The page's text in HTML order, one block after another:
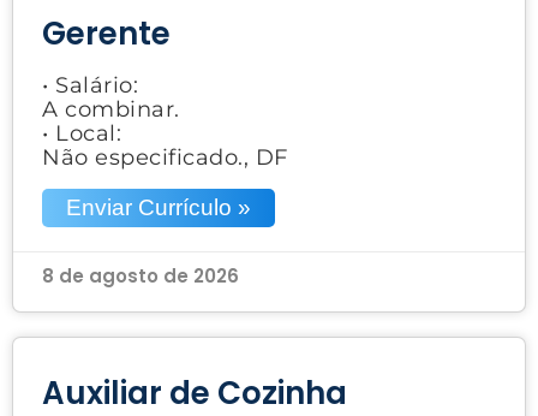
Gerente
• Salário:
A combinar.
• Local:
Não especificado., DF
Enviar Currículo »
8 de agosto de 2026
Auxiliar de Cozinha